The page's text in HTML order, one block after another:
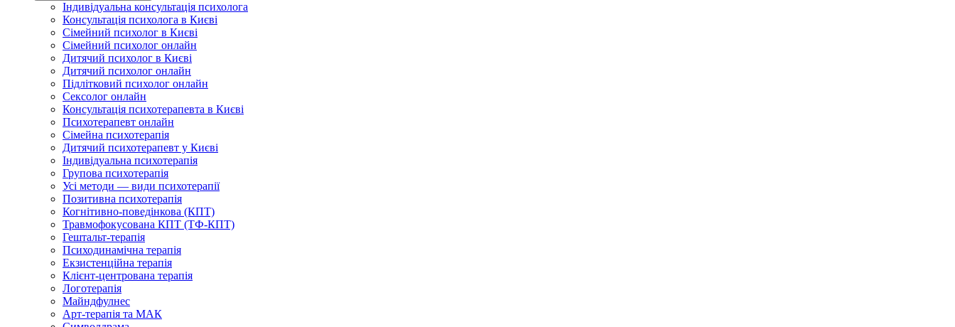
Індивідуальна консультація психолога
Консультація психолога в Києві
Сімейний психолог в Києві
Сімейний психолог онлайн
Дитячий психолог в Києві
Дитячий психолог онлайн
Підлітковий психолог онлайн
Сексолог онлайн
Консультація психотерапевта в Києві
Психотерапевт онлайн
Сімейна психотерапія
Дитячий психотерапевт у Києві
Індивідуальна психотерапія
Групова психотерапія
Усі методи — види психотерапії
Позитивна психотерапія
Когнітивно-поведінкова (КПТ)
Травмофокусована КПТ (ТФ-КПТ)
Гештальт-терапія
Психодинамічна терапія
Екзистенційна терапія
Клієнт-центрована терапія
Логотерапія
Майндфулнес
Арт-терапія та МАК